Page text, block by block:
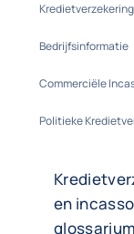
Kredietverzekering
Bedrijfsinformatie
Commerciële
Politieke
en incasso
glossarium